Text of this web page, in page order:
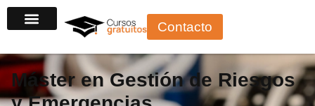
al
Contacto
Máster en Gestión de Riesgos